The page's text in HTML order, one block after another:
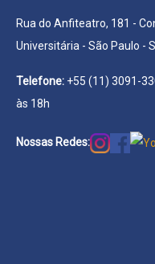
Rua do Anfiteatro, 181 -
Universitária - São Paulo -
Telefone: +55 (11) 3091-
às 18h
Nossas Redes: